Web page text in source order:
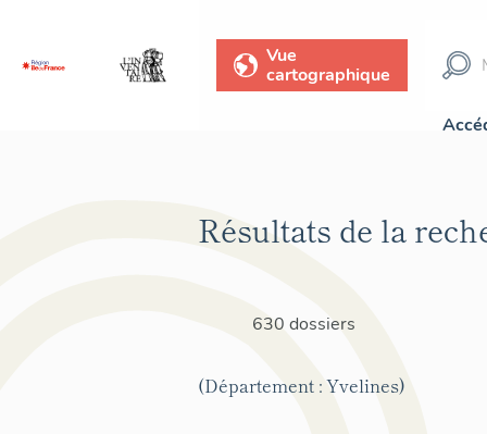
Vue
cartographique
Résultats de la
630 dossiers
(Département : Yvelines)